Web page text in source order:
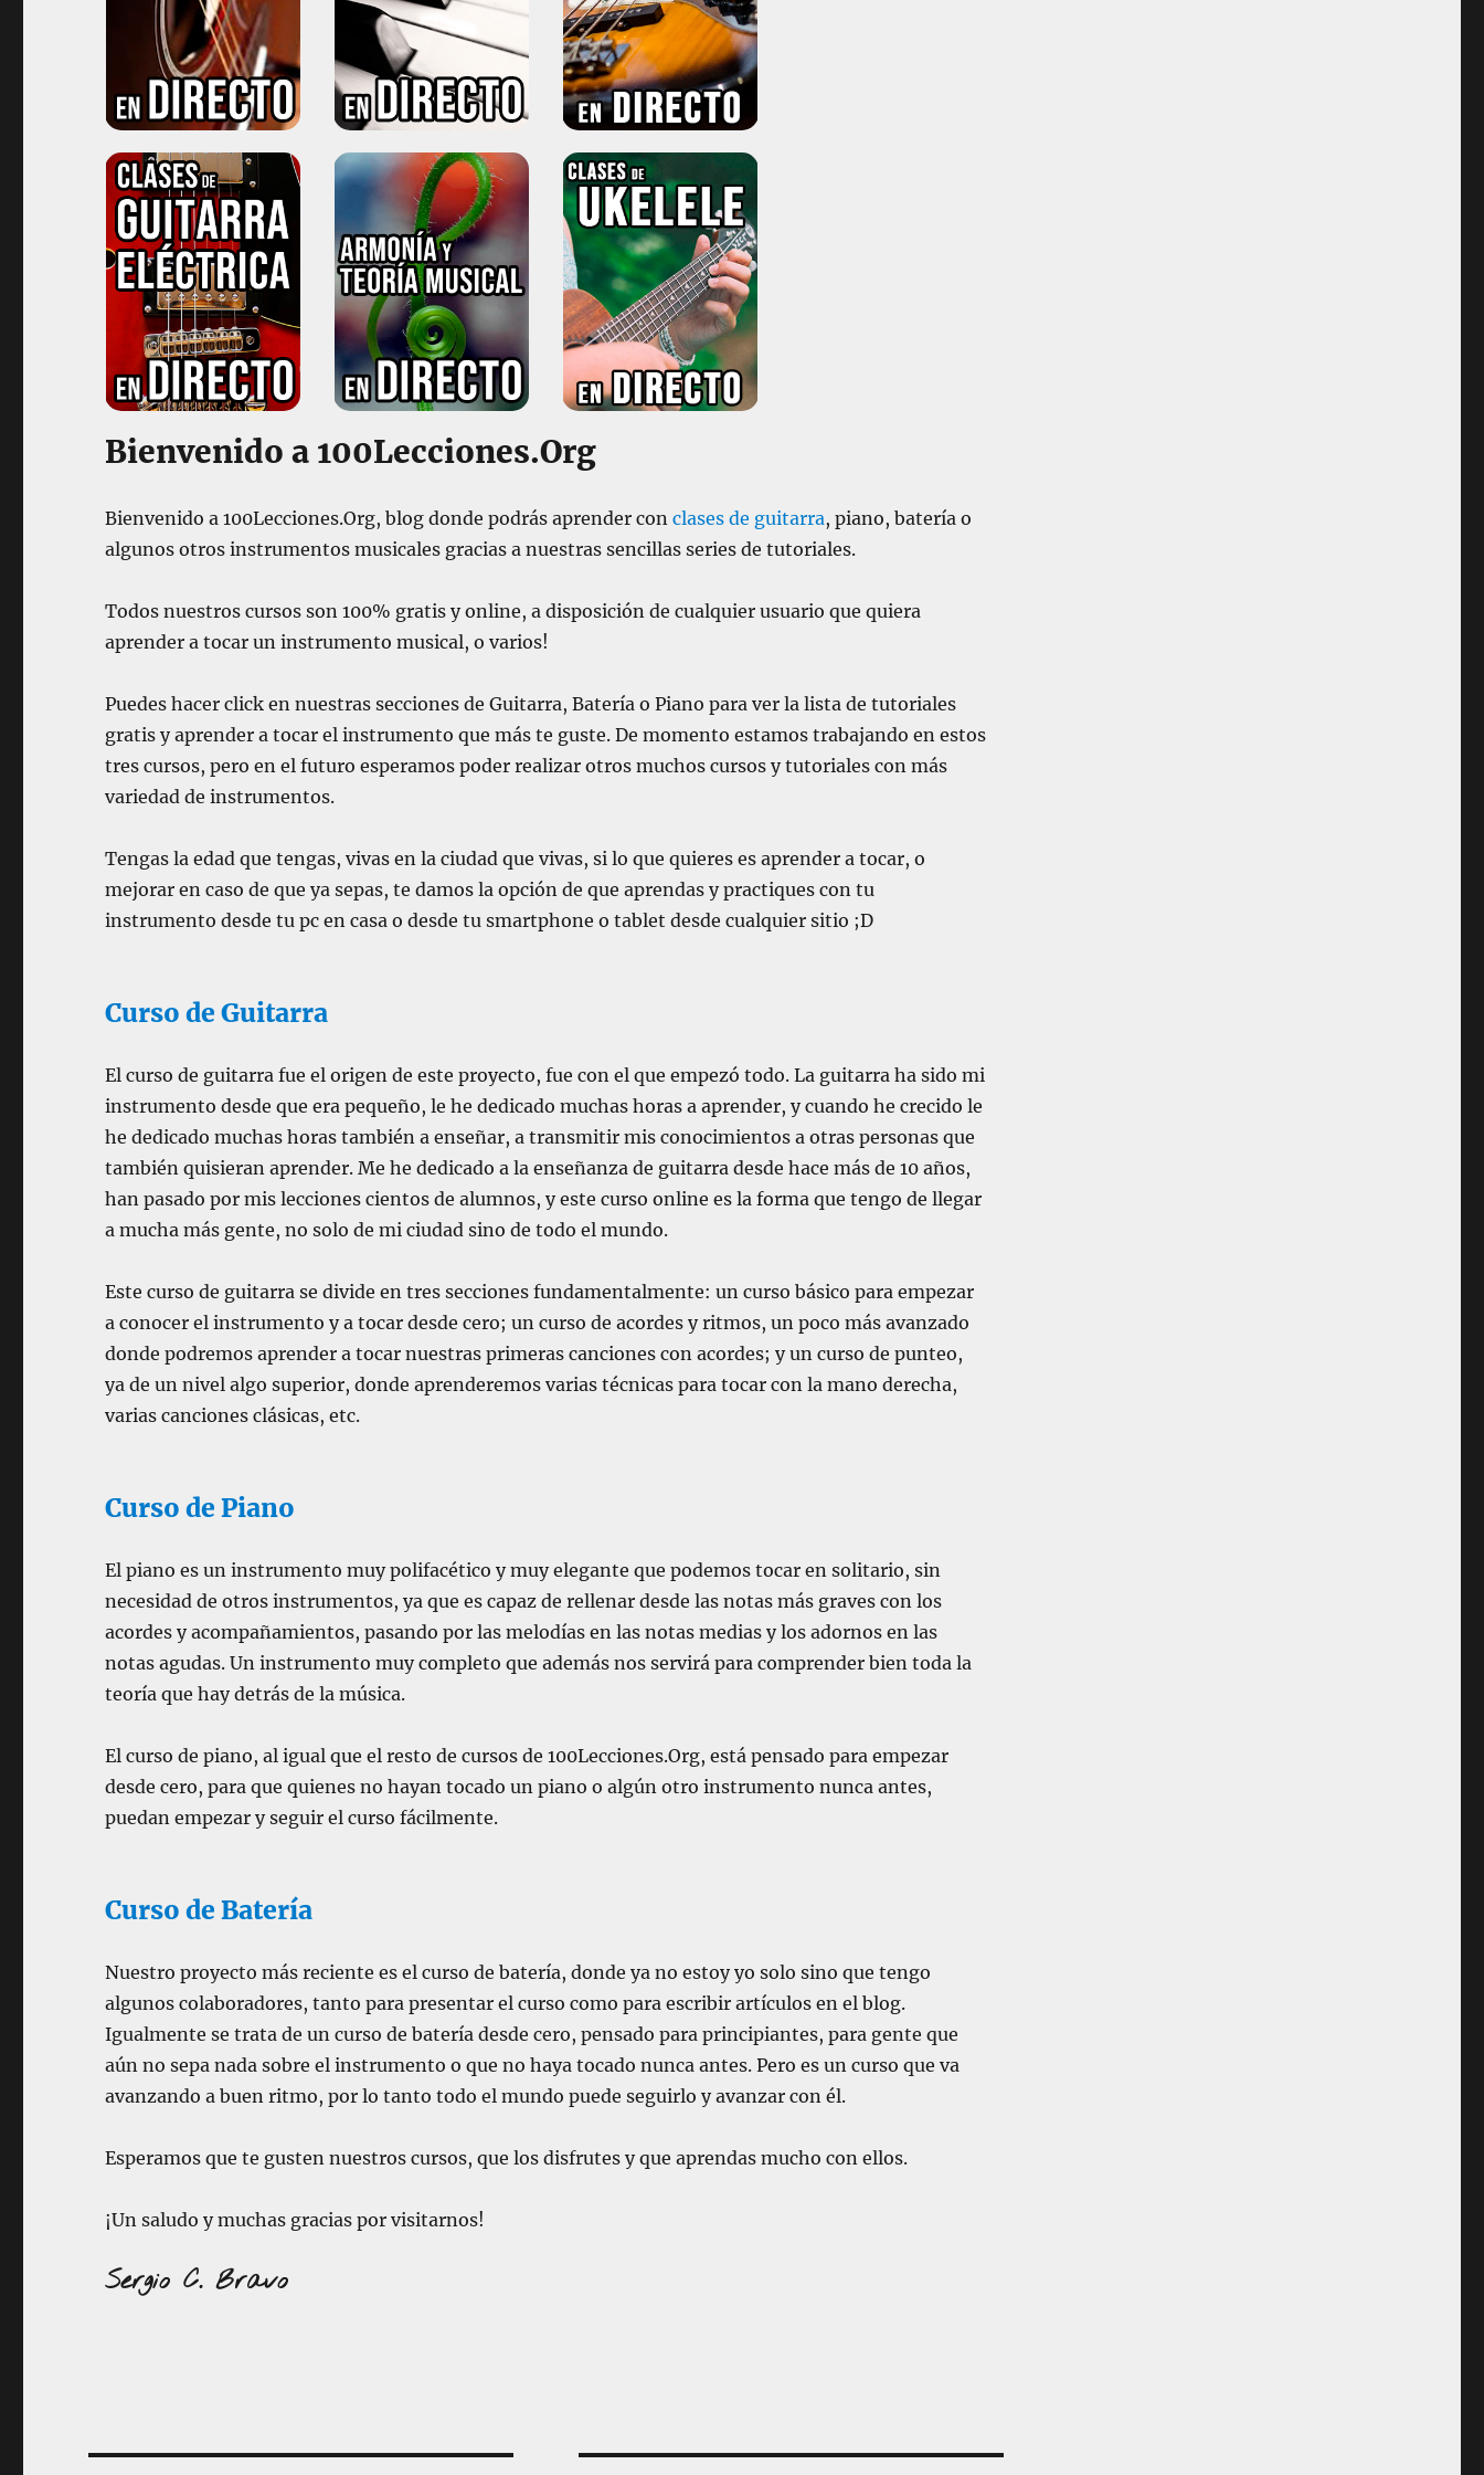
Bienvenido a 100Lecciones.Org
Bienvenido a 100Lecciones.Org, blog donde podrás aprender conclases de guitarra, piano, batería o
algunos otros instrumentos musicales gracias a nuestras sencillas series de tutoriales.
Todos nuestros cursos son 100% gratis y online, a disposición de cualquier usuario que quiera
aprender a tocar un instrumento musical, o varios!
Puedes hacer click en nuestras secciones de Guitarra, Batería o Piano para ver la lista de tutoriales
gratis y aprender a tocar el instrumento que más te guste. De momento estamos trabajando en estos
tres cursos, pero en el futuro esperamos poder realizar otros muchos cursos y tutoriales con más
variedad de instrumentos.
Tengas la edad que tengas, vivas en la ciudad que vivas, si lo que quieres es aprender a tocar, o
mejorar en caso de que ya sepas, te damos la opción de que aprendas y practiques con tu
instrumento desde tu pc en casa o desde tu smartphone o tablet desde cualquier sitio ;D
Curso de Guitarra
El curso de guitarra fue el origen de este proyecto, fue con el que empezó todo. La guitarra ha sido mi
instrumento desde que era pequeño, le he dedicado muchas horas a aprender, y cuando he crecido le
he dedicado muchas horas también a enseñar, a transmitir mis conocimientos a otras personas que
también quisieran aprender. Me he dedicado a la enseñanza de guitarra desde hace más de 10 años,
han pasado por mis lecciones cientos de alumnos, y este curso online es la forma que tengo de llegar
a mucha más gente, no solo de mi ciudad sino de todo el mundo.
Este curso de guitarra se divide en tres secciones fundamentalmente: un curso básico para empezar
a conocer el instrumento y a tocar desde cero; un curso de acordes y ritmos, un poco más avanzado
donde podremos aprender a tocar nuestras primeras canciones con acordes; y un curso de punteo,
ya de un nivel algo superior, donde aprenderemos varias técnicas para tocar con la mano derecha,
varias canciones clásicas, etc.
Curso de Piano
El piano es un instrumento muy polifacético y muy elegante que podemos tocar en solitario, sin
necesidad de otros instrumentos, ya que es capaz de rellenar desde las notas más graves con los
acordes y acompañamientos, pasando por las melodías en las notas medias y los adornos en las
notas agudas. Un instrumento muy completo que además nos servirá para comprender bien toda la
teoría que hay detrás de la música.
El curso de piano, al igual que el resto de cursos de 100Lecciones.Org, está pensado para empezar
desde cero, para que quienes no hayan tocado un piano o algún otro instrumento nunca antes,
puedan empezar y seguir el curso fácilmente.
Curso de Batería
Nuestro proyecto más reciente es el curso de batería, donde ya no estoy yo solo sino que tengo
algunos colaboradores, tanto para presentar el curso como para escribir artículos en el blog.
Igualmente se trata de un curso de batería desde cero, pensado para principiantes, para gente que
aún no sepa nada sobre el instrumento o que no haya tocado nunca antes. Pero es un curso que va
avanzando a buen ritmo, por lo tanto todo el mundo puede seguirlo y avanzar con él.
Esperamos que te gusten nuestros cursos, que los disfrutes y que aprendas mucho con ellos.
¡Un saludo y muchas gracias por visitarnos!
Sergio C. Bravo